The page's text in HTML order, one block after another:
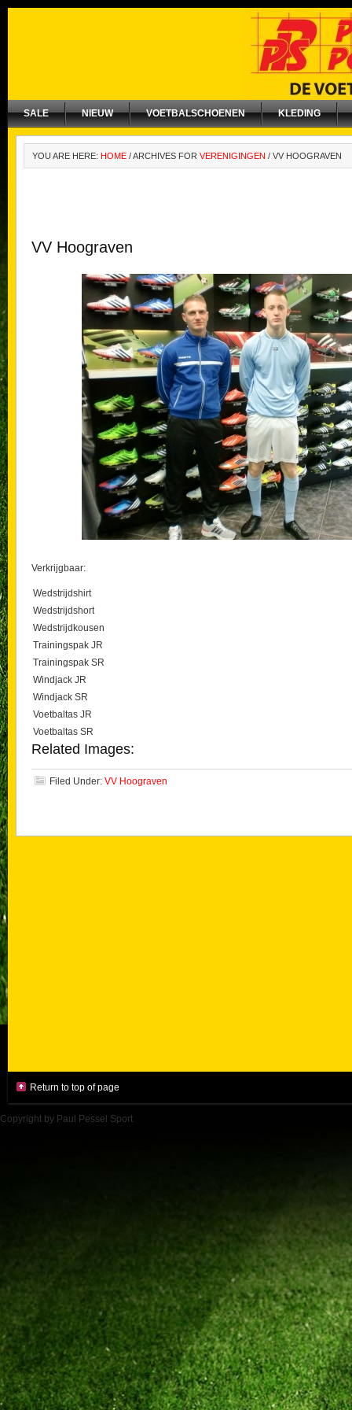
SALE NIEUW VOETBALSCHOENEN KLEDING
YOU ARE HERE: HOME /ARCHIVES FOR VERENIGINGEN / VV HOOGRAVEN
VV Hoograven
Verkrijgbaar:
Wedstrijdshirt
Wedstrijdshort
Wedstrijdkousen
Trainingspak JR
Trainingspak SR
Windjack JR
Windjack SR
Voetbaltas JR
Voetbaltas SR
Related Images:
Filed Under: VV Hoograven
Return to top of page
Copyright by Paul Pessel Sport